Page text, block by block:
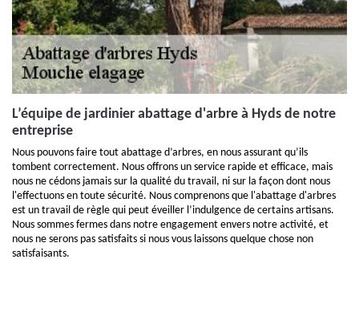
L’équipe de jardinier abattage d'arbre à Hyds de notre
entreprise
Nous pouvons faire tout abattage d’arbres, en nous assurant qu’ils
tombent correctement. Nous offrons un service rapide et efficace, mais
nous ne cédons jamais sur la qualité du travail, ni sur la façon dont nous
l'effectuons en toute sécurité. Nous comprenons que l'abattage d'arbres
est un travail de règle qui peut éveiller l’indulgence de certains artisans.
Nous sommes fermes dans notre engagement envers notre activité, et
nous ne serons pas satisfaits si nous vous laissons quelque chose non
satisfaisants.